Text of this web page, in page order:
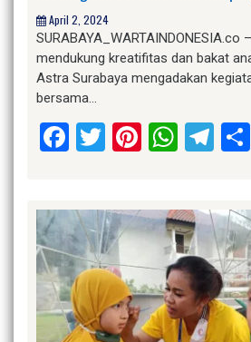
April 2, 2024
SURABAYA_WARTAINDONESIA.co
mendukung kreatifitas dan bakat
Astra Surabaya mengadakan
bersama…
Facebook
Twitter
Pinterest